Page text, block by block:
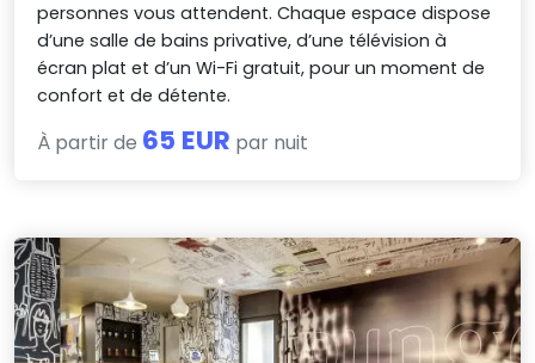
personnes vous attendent. Chaque espace dispose
d’une salle de bains privative, d’une télévision à
écran plat et d’un Wi-Fi gratuit, pour un moment de
confort et de détente.
À partir de 65 EUR par nuit